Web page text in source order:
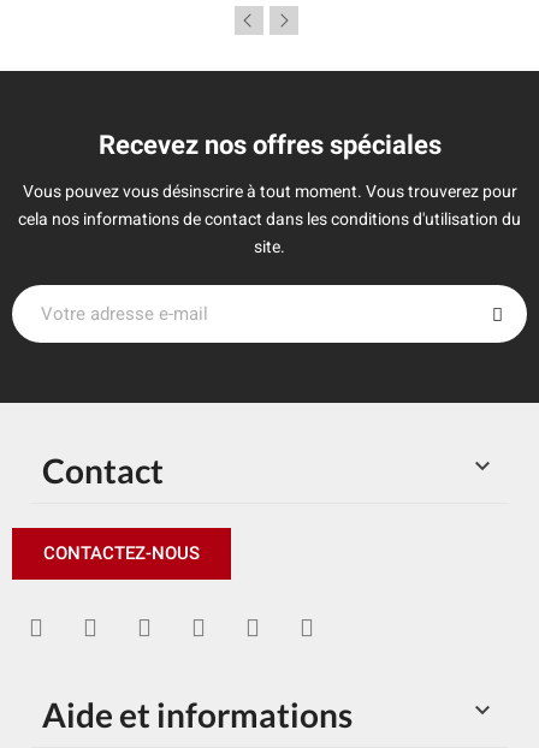
Recevez nos offres spéciales
Vous pouvez vous désinscrire à tout moment. Vous trouverez pour
cela nos informations de contact dans les conditions d'utilisation du
site.

Contact
CONTACTEZ-NOUS

Aide et informations